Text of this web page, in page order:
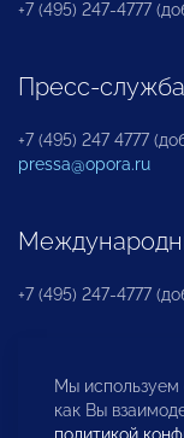
+7 (495) 247-4777
Пресс-служба
+7 (495) 247 4777
pressa@opora.ru
+7 (495) 247-4777
Бюро по
инвесторов
Мы используем
как Вы
политикой